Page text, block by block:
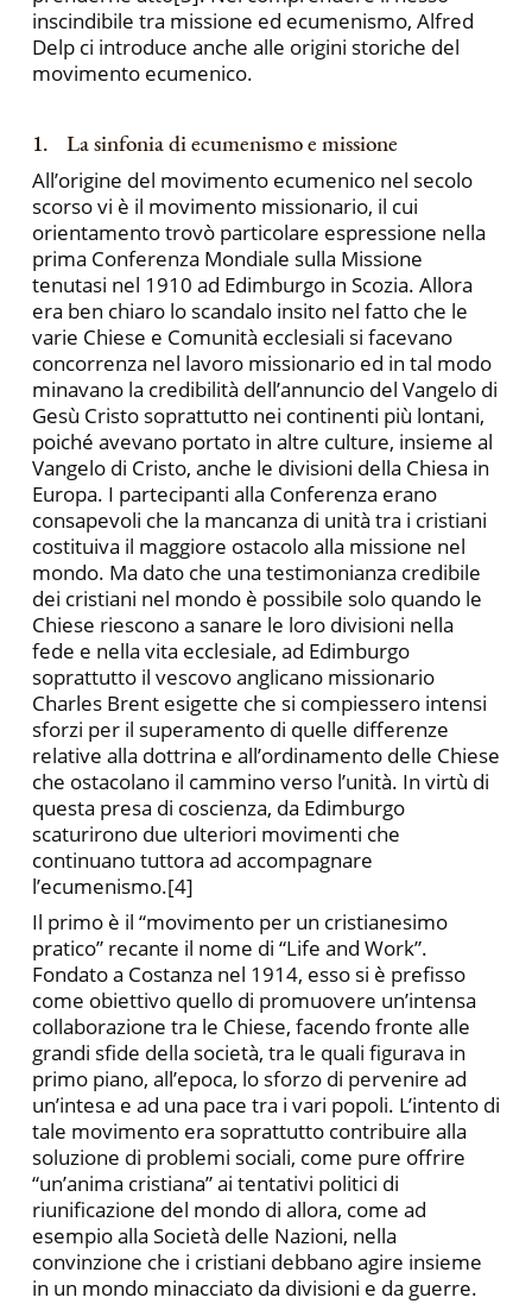
inscindibile tra missione ed ecumenismo, Alfred
Delp ci introduce anche alle origini storiche del
movimento ecumenico.
1. La sinfonia di ecumenismo e missione
All’origine del movimento ecumenico nel secolo
scorso vi è il movimento missionario, il cui
orientamento trovò particolare espressione nella
prima Conferenza Mondiale sulla Missione
tenutasi nel 1910 ad Edimburgo in Scozia. Allora
era ben chiaro lo scandalo insito nel fatto che le
varie Chiese e Comunità ecclesiali si facevano
concorrenza nel lavoro missionario ed in tal modo
minavano la credibilità dell’annuncio del Vangelo di
Gesù Cristo soprattutto nei continenti più lontani,
poiché avevano portato in altre culture, insieme al
Vangelo di Cristo, anche le divisioni della Chiesa in
Europa. I partecipanti alla Conferenza erano
consapevoli che la mancanza di unità tra i cristiani
costituiva il maggiore ostacolo alla missione nel
mondo. Ma dato che una testimonianza credibile
dei cristiani nel mondo è possibile solo quando le
Chiese riescono a sanare le loro divisioni nella
fede e nella vita ecclesiale, ad Edimburgo
soprattutto il vescovo anglicano missionario
Charles Brent esigette che si compiessero intensi
sforzi per il superamento di quelle differenze
relative alla dottrina e all’ordinamento delle Chiese
che ostacolano il cammino verso l’unità. In virtù di
questa presa di coscienza, da Edimburgo
scaturirono due ulteriori movimenti che
continuano tuttora ad accompagnare
l’ecumenismo.[4]
Il primo è il “movimento per un cristianesimo
pratico” recante il nome di “Life and Work”.
Fondato a Costanza nel 1914, esso si è prefisso
come obiettivo quello di promuovere un’intensa
collaborazione tra le Chiese, facendo fronte alle
grandi sfide della società, tra le quali figurava in
primo piano, all’epoca, lo sforzo di pervenire ad
un’intesa e ad una pace tra i vari popoli. L’intento di
tale movimento era soprattutto contribuire alla
soluzione di problemi sociali, come pure offrire
“un’anima cristiana” ai tentativi politici di
riunificazione del mondo di allora, come ad
esempio alla Società delle Nazioni, nella
convinzione che i cristiani debbano agire insieme
in un mondo minacciato da divisioni e da guerre.